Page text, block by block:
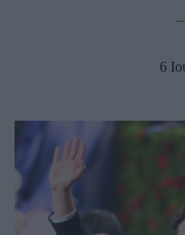
Well being
Ψυχολογία
6